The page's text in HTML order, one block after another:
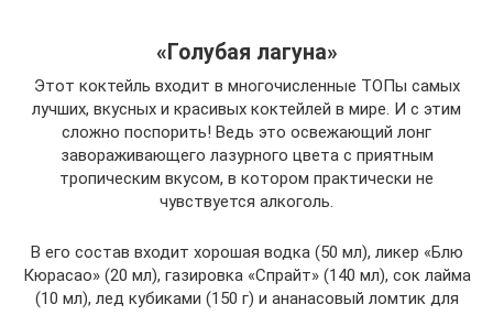
«Голубая лагуна»
Этот коктейль входит в многочисленные ТОПы самых
лучших, вкусных и красивых коктейлей в мире. И с этим
сложно поспорить! Ведь это освежающий лонг
завораживающего лазурного цвета с приятным
тропическим вкусом, в котором практически не
чувствуется алкоголь.
В его состав входит хорошая водка (50 мл), ликер «Блю
Кюрасао» (20 мл), газировка «Спрайт» (140 мл), сок лайма
(10 мл), лед кубиками (150 г) и ананасовый ломтик для